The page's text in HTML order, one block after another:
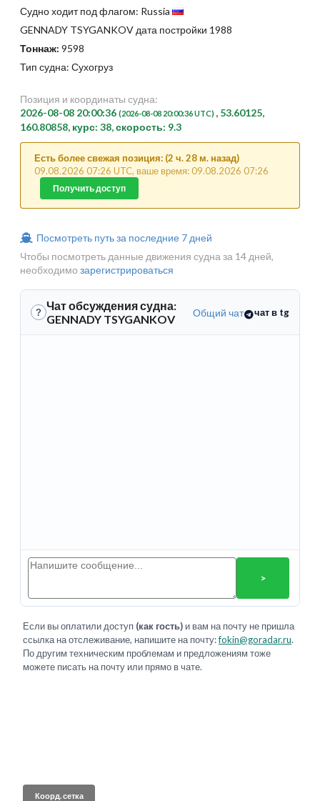
Судно ходит под флагом: Russia
GENNADY TSYGANKOV дата постройки 1988
Тоннаж: 9598
Тип судна: Сухогруз
Позиция и координаты судна:
2026-08-08 20:00:36 (2026-08-08 20:00:36 UTC) , 53.60125,
160.80858, курс: 38, скорость: 9.3
Есть более свежая позиция: (2 ч. 28 м. назад)
09.08.2026 07:26 UTC, ваше время: 09.08.2026 07:26
Получить доступ
Посмотреть путь за последние 7 дней
Чтобы посмотреть данные движения судна за 14 дней,
необходимо зарегистрироваться
? Чат обсуждения судна:
GENNADY TSYGANKOV
Общий чат чат в tg
>
Если вы оплатили доступ (как гость) и вам на почту не пришла
ссылка на отслеживание, напишите на почту:fokin@goradar.ru.
По другим техническим проблемам и предложениям тоже
можете писать на почту или прямо в чате.
Коорд. сетка